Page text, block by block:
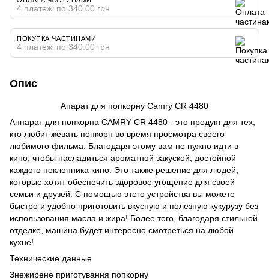
4 платежі по 340.00 грн
ПОКУПКА ЧАСТИНАМИ
4 платежі по 340.00 грн
Опис
Апарат для попкорну Camry CR 4480
Аппарат для попкорна CAMRY CR 4480 - это продукт для тех,
кто любит жевать попкорн во время просмотра своего
любимого фильма. Благодаря этому вам не нужно идти в
кино, чтобы насладиться ароматной закуской, достойной
каждого поклонника кино. Это также решение для людей,
которые хотят обеспечить здоровое угощение для своей
семьи и друзей. С помощью этого устройства вы можете
быстро и удобно приготовить вкусную и полезную кукурузу без
использования масла и жира! Более того, благодаря стильной
отделке, машина будет интересно смотреться на любой
кухне!
Технические данные
Знежирене приготування попкорну